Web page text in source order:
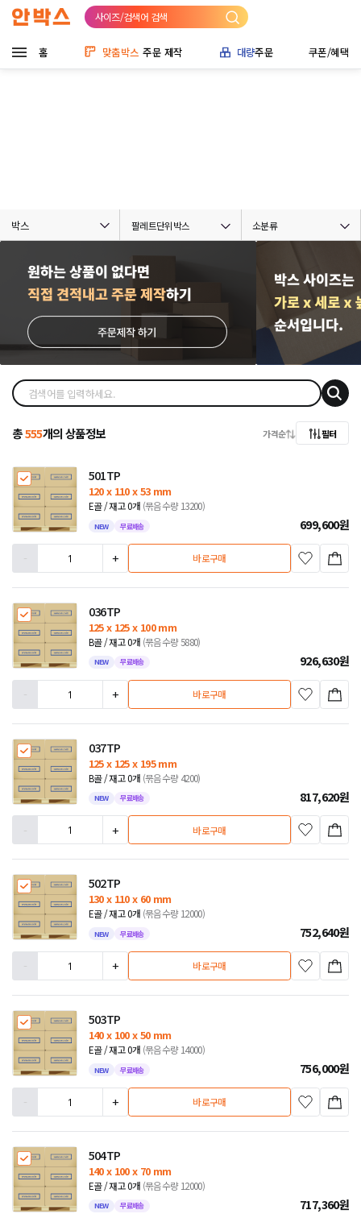
사이즈/검색어 검색
홈 맞춤박스 주문 제작 대량주문 쿠폰/혜택
박스 팔레트단위박스 소분류
총555개의 상품정보 가격순 필터
501TP
120 x 110 x 53 mm
E골 / 재고 0개 (묶음수량 13200)
NEW 무료배송 699,600원
-
+ 바로구매
036TP
125 x 125 x 100 mm
B골 / 재고 0개 (묶음수량 5880)
NEW 무료배송 926,630원
-
+ 바로구매
037TP
125 x 125 x 195 mm
B골 / 재고 0개 (묶음수량 4200)
NEW 무료배송 817,620원
-
+ 바로구매
502TP
130 x 110 x 60 mm
E골 / 재고 0개 (묶음수량 12000)
NEW 무료배송 752,640원
-
+ 바로구매
503TP
140 x 100 x 50 mm
E골 / 재고 0개 (묶음수량 14000)
NEW 무료배송 756,000원
-
+ 바로구매
504TP
140 x 100 x 70 mm
E골 / 재고 0개 (묶음수량 12000)
NEW 무료배송 717,360원